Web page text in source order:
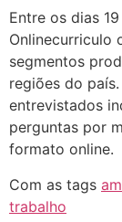
Entre os dias
Onlinecurriculo
segmentos
regiões do
entrevistados
perguntas por
formato online.
Com as tags
trabalho